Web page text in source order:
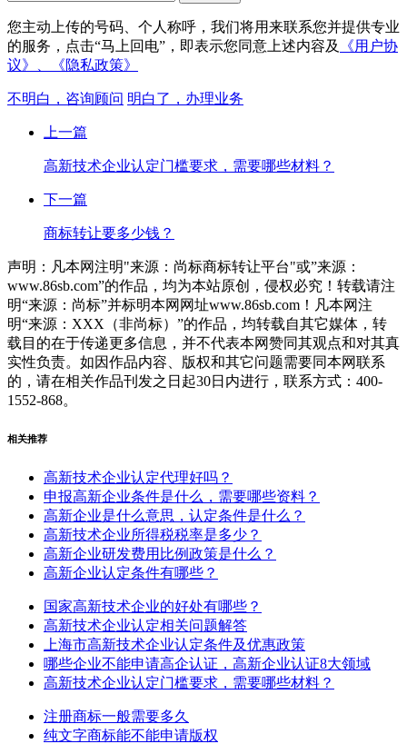
您主动上传的号码、个人称呼，我们将用来联系您并提供专业
的服务，点击“马上回电”，即表示您同意上述内容及
《用户协
议》、
《隐私政策》
不明白，咨询顾问 明白了，办理业务
上一篇
高新技术企业认定门槛要求，需要哪些材料？
下一篇
商标转让要多少钱？
声明：凡本网注明"来源：尚标商标转让平台"或”来源：
www.86sb.com”的作品，均为本站原创，侵权必究！转载请注
明“来源：尚标”并标明本网网址www.86sb.com！凡本网注
明“来源：XXX（非尚标）”的作品，均转载自其它媒体，转
载目的在于传递更多信息，并不代表本网赞同其观点和对其真
实性负责。如因作品内容、版权和其它问题需要同本网联系
的，请在相关作品刊发之日起30日内进行，联系方式：400-
1552-868。
相关推荐
高新技术企业认定代理好吗？
申报高新企业条件是什么，需要哪些资料？
高新企业是什么意思，认定条件是什么？
高新技术企业所得税税率是多少？
高新企业研发费用比例政策是什么？
高新企业认定条件有哪些？
国家高新技术企业的好处有哪些？
高新技术企业认定相关问题解答
上海市高新技术企业认定条件及优惠政策
哪些企业不能申请高企认证，高新企业认证8大领域
高新技术企业认定门槛要求，需要哪些材料？
注册商标一般需要多久
纯文字商标能不能申请版权